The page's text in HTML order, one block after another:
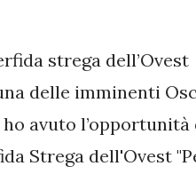
Newton Compton
strega
delle imminenti
avuto l’opportunità
Strega dell'Ovest